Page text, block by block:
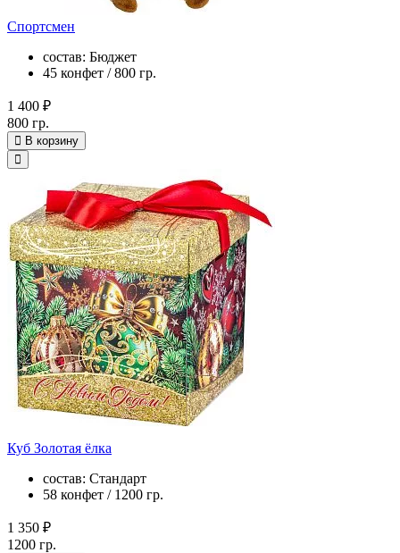
Спортсмен
состав: Бюджет
45 конфет / 800 гр.
1 400 ₽
800 гр.
В корзину
Куб Золотая ёлка
состав: Стандарт
58 конфет / 1200 гр.
1 350 ₽
1200 гр.